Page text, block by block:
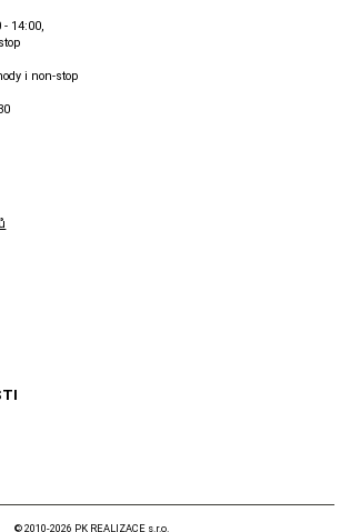
- 14:00,
i non-stop
© 2010-2026 PK REALIZACE s.r.o.